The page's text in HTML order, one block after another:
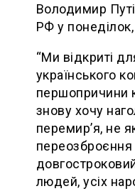
Володимир
РФ у понеділок,
“Ми відкриті
українського
першопричини
знову хочу
перемир’я, не
людей, усіх